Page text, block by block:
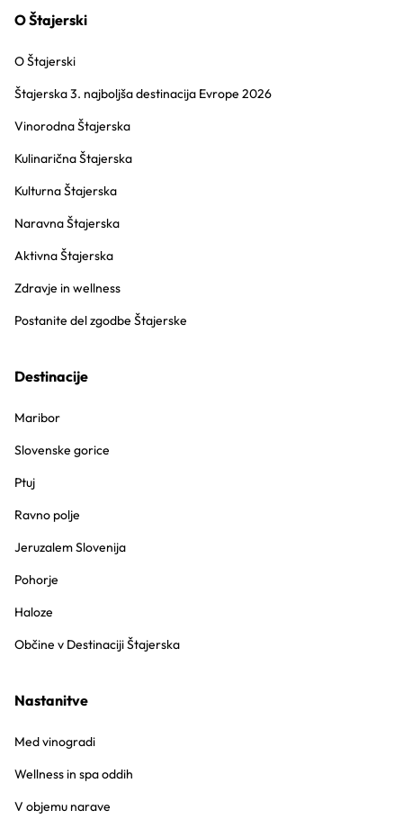
O Štajerski
O Štajerski
Štajerska 3. najboljša destinacija Evrope 2026
Vinorodna Štajerska
Kulinarična Štajerska
Kulturna Štajerska
Naravna Štajerska
Aktivna Štajerska
Zdravje in wellness
Postanite del zgodbe Štajerske
Destinacije
Maribor
Slovenske gorice
Ptuj
Ravno polje
Jeruzalem Slovenija
Pohorje
Haloze
Občine v Destinaciji Štajerska
Nastanitve
Med vinogradi
Wellness in spa oddih
V objemu narave